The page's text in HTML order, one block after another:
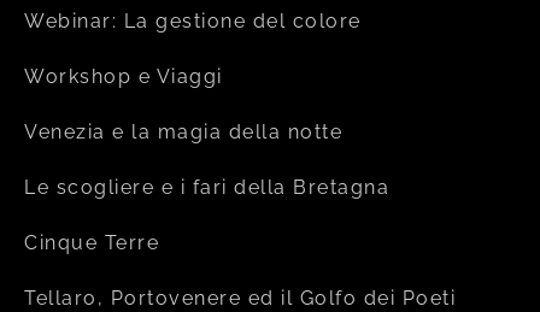
Webinar: La gestione del colore
Workshop e Viaggi
Venezia e la magia della notte
Le scogliere e i fari della Bretagna
Cinque Terre
Tellaro, Portovenere ed il Golfo dei Poeti